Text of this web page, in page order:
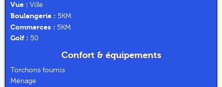
Vue : Ville
Boulangerie : 5KM
Commerces : 5KM
Golf : 50
Confort & équipements
Torchons fournis
Ménage